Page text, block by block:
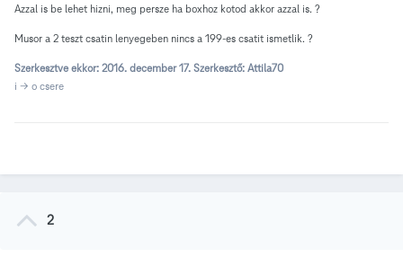
Azzal is be lehet hizni, meg persze ha boxhoz kotod akkor azzal is. ?
Musor a 2 teszt csatin lenyegeben nincs a 199-es csatit ismetlik. ?
Szerkesztve ekkor: 2016. december 17. Szerkesztő: Attila70
i -> o csere
2